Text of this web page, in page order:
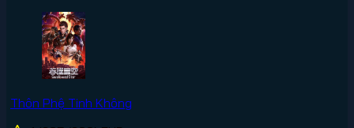
Thôn Phệ Tinh Không